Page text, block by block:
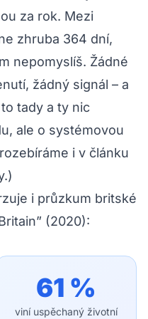
za rok. Mezi
zhruba 364 dní,
nepomyslíš. Žádné
žádný signál – a
tady a ty nic
ale o systémovou
i v článku
.)
i průzkum britské
(2020):
61 %
viní uspěchaný životní